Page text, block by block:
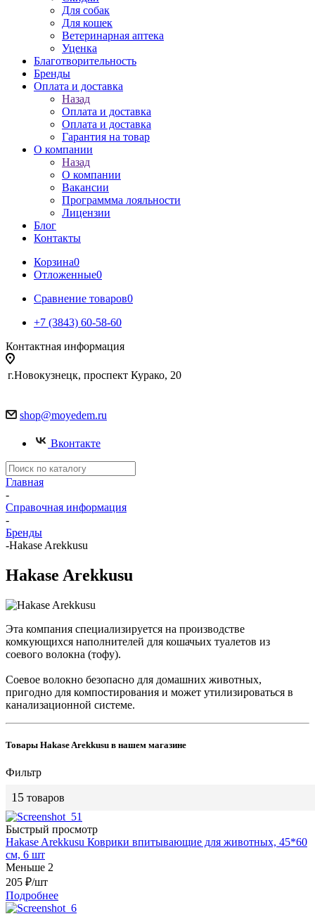
Для собак
Для кошек
Ветеринарная аптека
Уценка
Благотворительность
Бренды
Оплата и доставка
Назад
Оплата и доставка
Оплата и доставка
Гарантия на товар
О компании
Назад
О компании
Вакансии
Программма лояльности
Лицензии
Блог
Контакты
Корзина0
Отложенные0
Сравнение товаров0
+7 (3843) 60-58-60
Контактная информация
г.Новокузнецк, проспект Курако, 20
shop@moyedem.ru
Вконтакте
Главная
-
Справочная информация
-
Бренды
-Hakase Arekkusu
Hakase Arekkusu
Эта компания специализируется на производстве
комкующихся наполнителей для кошачьих туалетов из
соевого волокна (тофу).
Соевое волокно безопасно для домашних животных,
пригодно для компостирования и может утилизироваться в
канализационной системе.
Товары Hakase Arekkusu в нашем магазине
Фильтр
15 товаров
Быстрый просмотр
Hakase Arekkusu Коврики впитывающие для животных, 45*60
см, 6 шт
Меньше 2
205 ₽/шт
Подробнее